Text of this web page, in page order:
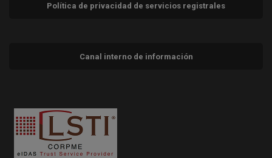
Política de privacidad de servicios registrales
Canal interno de información